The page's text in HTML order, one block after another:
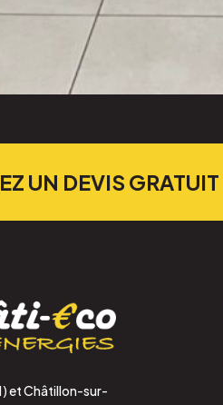
UN DEVIS GRATUIT
et Châtillon-sur-